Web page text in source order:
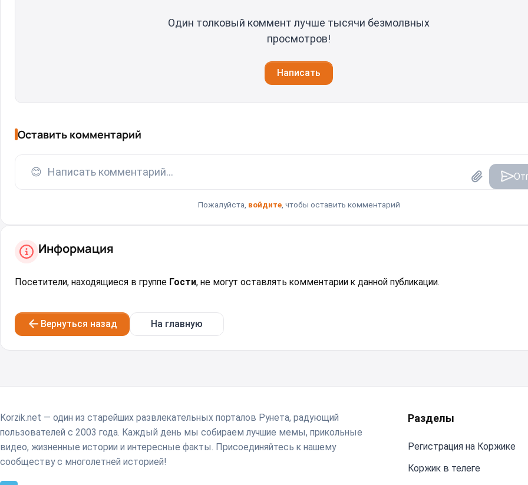
Один толковый коммент лучше тысячи безмолвных
просмотров!
Написать
Оставить комментарий
😊 Написать комментарий...
Пожалуйста, войдите, чтобы оставить комментарий
Информация
Посетители, находящиеся в группе Гости, не могут оставлять комментарии к данной публикации.
Вернуться назад На главную
Korzik.net — один из старейших развлекательных порталов Рунета, радующий
пользователей с 2003 года. Каждый день мы собираем лучшие мемы, прикольные
видео, жизненные истории и интересные факты. Присоединяйтесь к нашему
сообществу с многолетней историей!
Разделы
Регистрация на Коржике
Коржик в телеге